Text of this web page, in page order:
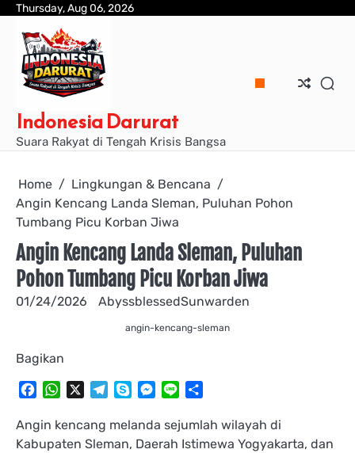
Skip
content
Thursday, Aug 06, 2026
Indonesia Darurat
Suara Rakyat di Tengah Krisis Bangsa
Home
Lingkungan & Bencana
Angin Kencang Landa Sleman, Puluhan Pohon
Tumbang Picu Korban Jiwa
Angin Kencang Landa Sleman, Puluhan
Pohon Tumbang Picu Korban Jiwa
01/24/2026 AbyssblessedSunwarden
angin-kencang-sleman
Bagikan
FacebookWhatsAppTelegramSkypeMessenger
Line
Angin kencang melanda sejumlah wilayah di
Kabupaten Sleman, Daerah Istimewa Yogyakarta, dan